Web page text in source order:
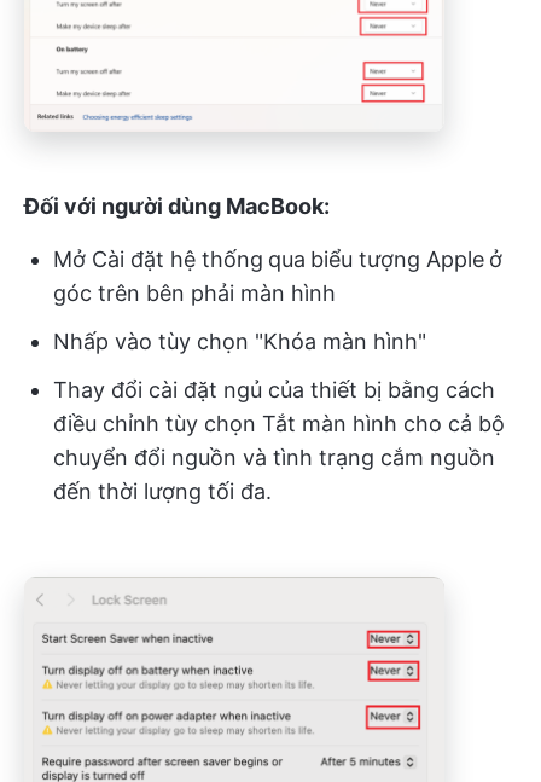
Đối với người dùng MacBook:
Mở Cài đặt hệ thống qua biểu tượng Apple ở
góc trên bên phải màn hình
Nhấp vào tùy chọn "Khóa màn hình"
Thay đổi cài đặt ngủ của thiết bị bằng cách
điều chỉnh tùy chọn Tắt màn hình cho cả bộ
chuyển đổi nguồn và tình trạng cắm nguồn
đến thời lượng tối đa.